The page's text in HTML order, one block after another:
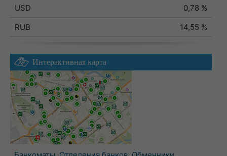
USD
0,78 %
RUB
14,55 %
Интерактивная карта